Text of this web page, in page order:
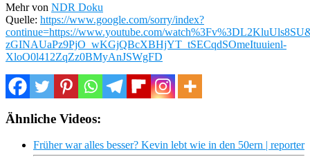
Mehr von NDR Doku
Quelle: https://www.google.com/sorry/index?
continue=https://www.youtube.com/
zGINAUaPz9PjO_wKGjQBcXBHjYT_tSECqdSOmeItuuienl-
XloO0l412ZqZz0BMyAnJSWgFD
Ähnliche Videos:
Früher war alles besser? Kevin lebt wie in den 50ern | reporter